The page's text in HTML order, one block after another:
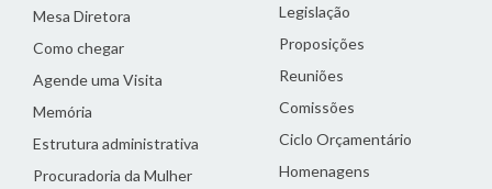
Mesa Diretora
Como chegar
Agende uma Visita
Memória
Estrutura administrativa
Procuradoria da Mulher
Legislação
Proposições
Reuniões
Comissões
Ciclo Orçamentário
Homenagens